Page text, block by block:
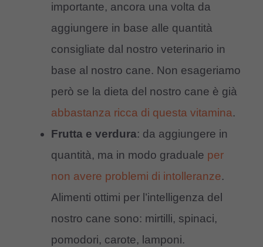
importante, ancora una volta da
aggiungere in base alle quantità
consigliate dal nostro veterinario in
base al nostro cane. Non esageriamo
però se la dieta del nostro cane è già
abbastanza ricca di questa vitamina.
Frutta e verdura: da aggiungere in
quantità, ma in modo graduale per
non avere problemi di intolleranze.
Alimenti ottimi per l’intelligenza del
nostro cane sono: mirtilli, spinaci,
pomodori, carote, lamponi.